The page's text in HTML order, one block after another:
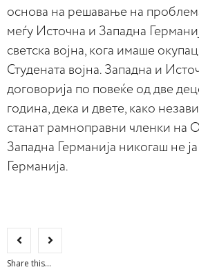
основа на решавање на
меѓу Источна и Западна
светска војна, кога имаше
Студената војна. Западна и
договорија по повеќе од две
година, дека и двете, како
станат рамноправни членки на
Западна Германија никогаш не
Германија.
Share this...